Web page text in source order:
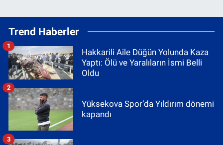
Trend Haberler
Hakkarili Aile Düğün Yolunda Kaza
Yaptı: Ölü ve Yaralıların İsmi Belli
Oldu
1
Yüksekova Spor’da Yıldırım dönemi
kapandı
2
3